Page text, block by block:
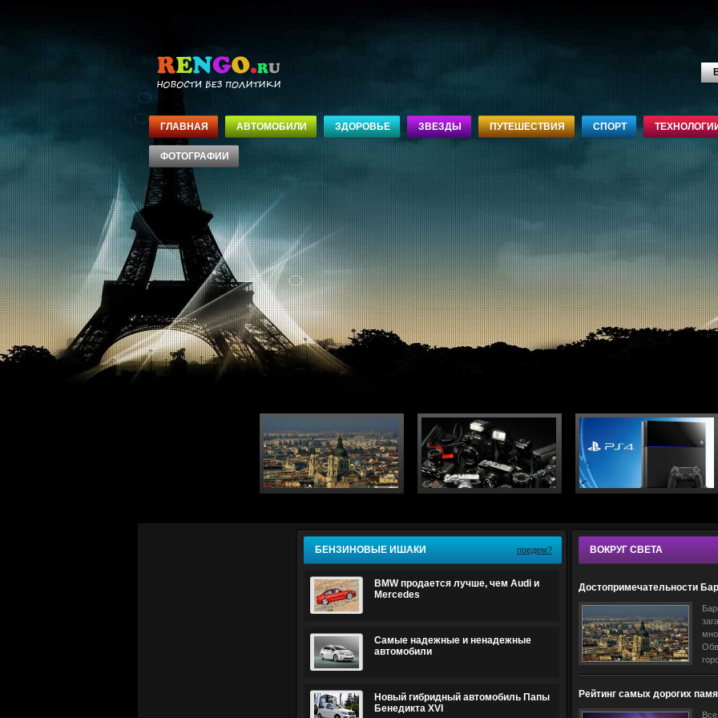
ГЛАВНАЯ АВТОМОБИЛИ ЗДОРОВЬЕ ЗВЕЗДЫ ПУТЕШЕСТВИЯ СПОРТ
ФОТОГРАФИИ
БЕНЗИНОВЫЕ ИШАКИ поедем?
BMW продается лучше, чем Audi и
Mercedes
Самые надежные и ненадежные
автомобили
Новый гибридный автомобиль Папы
Бенедикта XVI
ВОКРУГ СВЕТА
Достопримечательности
Рейтинг самых дорогих